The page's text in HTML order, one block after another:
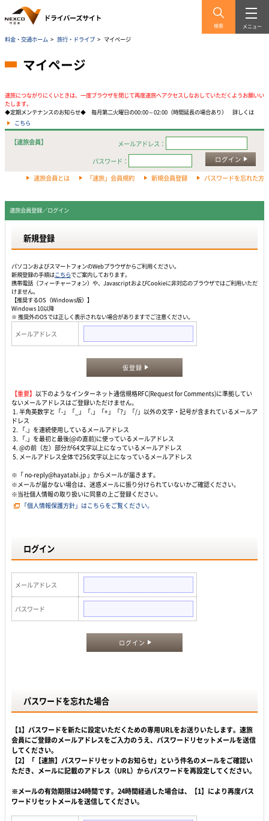
検索 メニュー
料金・交通ホーム > 旅行・ドライブ > マイページ
マイページ
速旅につながりにくいときは、一度ブラウザを閉じて再度速旅へアクセスしなおしていただくようお願いい
たします。
◆定期メンテナンスのお知らせ◆ 毎月第二火曜日の00:00～02:00（時間延長の場合あり） 詳しくは
こちら
【速旅会員】
メールアドレス：
パスワード：
ログイン
速旅会員とは 「速旅」会員規約 新規会員登録 パスワードを忘れた方
速旅会員登録／ログイン
新規登録
パソコンおよびスマートフォンのWebプラウザからご利用ください。
新規登録の手順はこちらでご案内しております。
携帯電話（フィーチャーフォン）や、JavascriptおよびCookieに非対応のブラウザではご利用いただ
けません。
【推奨するOS（Windows版）】
Windows 10以降
※ 推奨外のOSでは正しく表示されない場合がありますでご注意ください。
メールアドレス
仮登録
【重要】 以下のようなインターネット通信規格RFC(Request for Comments)に準拠してい
ないメールアドレスはご登録いただけません。
1. 半角英数字と「-」「_」「.」「+」「?」「/」以外の文字・記号が含まれているメールア
ドレス
2. 「.」を連続使用しているメールアドレス
3. 「.」を最初と最後(@の直前)に使っているメールアドレス
4. @の前（左）部分が64文字以上になっているメールアドレス
5. メールアドレス全体で256文字以上になっているメールアドレス
※「 no-reply@hayatabi.jp 」からメールが届きます。
※メールが届かない場合は、迷惑メールに振り分けられていないかご確認ください。
※当社個人情報の取り扱いに同意の上ご登録ください。
「個人情報保護方針」はこちらをご覧ください。
ログイン
メールアドレス
パスワード
ログイン
パスワードを忘れた場合
【1】パスワードを新たに設定いただくための専用URLをお送りいたします。速旅
会員にご登録のメールアドレスをご入力のうえ、パスワードリセットメールを送信
してください。
【2】「【速旅】パスワードリセットのお知らせ」という件名のメールをご確認い
ただき、メールに記載のアドレス（URL）からパスワードを再設定してください。
※メールの有効期限は24時間です。24時間経過した場合は、【1】により再度パス
ワードリセットメールを送信してください。